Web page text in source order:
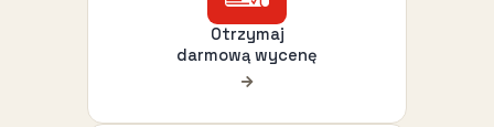
Otrzymaj
darmową wycenę